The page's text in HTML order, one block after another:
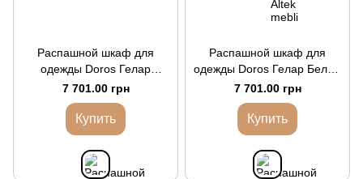
Распашной шкаф для
одежды Doros Гелар
Cонома 2 ДСП
77,5х49,5х203,4 (80737022)
7 701.00 грн
Купить
Распашной шкаф для
одежды Doros Гелар Белый
2 ДСП 77,5х49,5х203,4
(80737021)
7 701.00 грн
Купить